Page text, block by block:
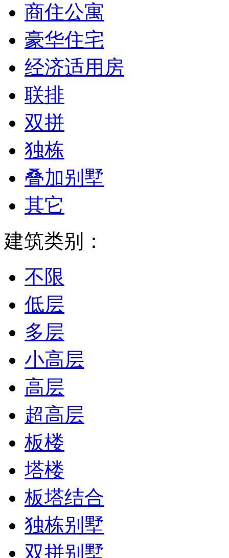
商住公寓
豪华住宅
经济适用房
联排
双拼
独栋
叠加别墅
其它
建筑类别：
不限
低层
多层
小高层
高层
超高层
板楼
塔楼
板塔结合
独栋别墅
双拼别墅